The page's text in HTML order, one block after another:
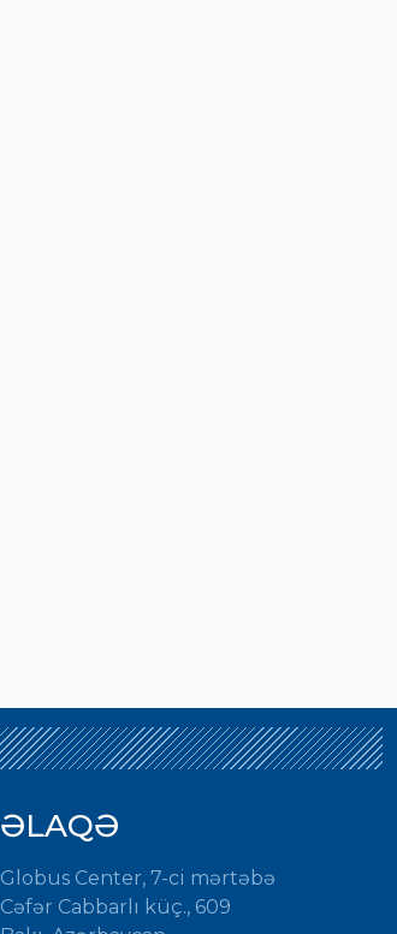
ƏLAQƏ
Globus Center, 7-ci mərtəbə
Cəfər Cabbarlı küç., 609